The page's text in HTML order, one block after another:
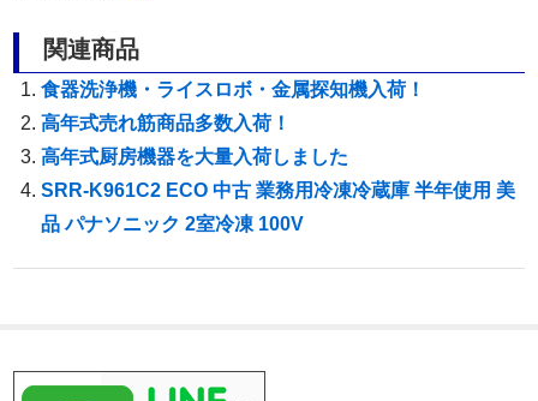
関連商品
食器洗浄機・ライスロボ・金属探知機入荷！
高年式売れ筋商品多数入荷！
高年式厨房機器を大量入荷しました
SRR-K961C2 ECO 中古 業務用冷凍冷蔵庫 半年使用 美
品 パナソニック 2室冷凍 100V